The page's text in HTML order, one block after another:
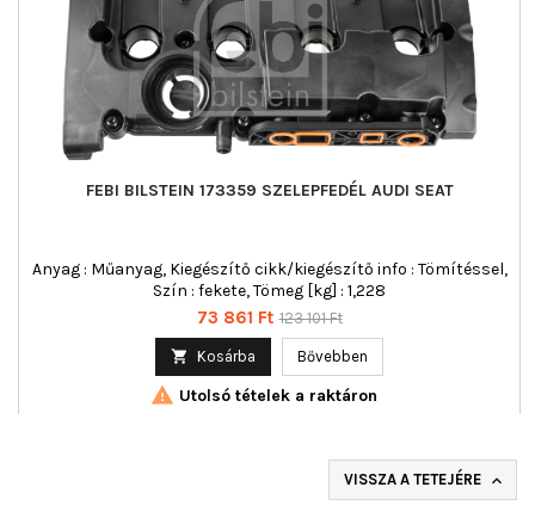
FEBI BILSTEIN 173359 SZELEPFEDÉL AUDI SEAT
Anyag : Műanyag, Kiegészítő cikk/kiegészítő info : Tömítéssel,
Szín : fekete, Tömeg [kg] : 1,228
Ár
73 861 Ft Normál
123 101 Ft
 Kosárba Bővebben
 Utolsó tételek a raktáron
VISSZA A TETEJÉRE 